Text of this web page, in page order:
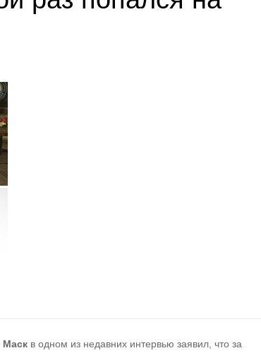
Маск в одном из недавних интервью заявил, что за